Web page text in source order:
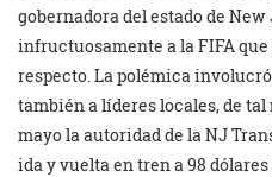
gobernadora del estado de
infructuosamente a la FIFA
respecto. La polémica
también a líderes locales, de tal
mayo la autoridad de la NJ
ida y vuelta en tren a 98